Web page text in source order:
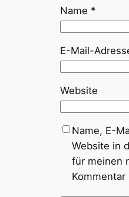
Name *
E-Mail-
Website
Name, E-
Website in
für meinen